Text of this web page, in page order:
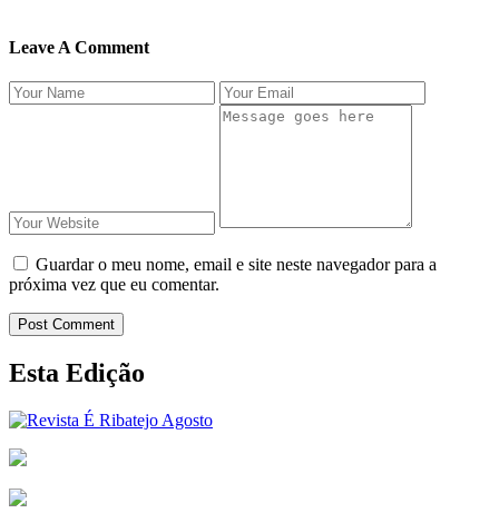
Leave A Comment
Guardar o meu nome, email e site neste navegador para a
próxima vez que eu comentar.
Post Comment
Esta Edição